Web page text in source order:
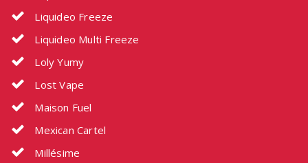
Liquideo Freeze
Liquideo Multi Freeze
Loly Yumy
Lost Vape
Maison Fuel
Mexican Cartel
Millésime